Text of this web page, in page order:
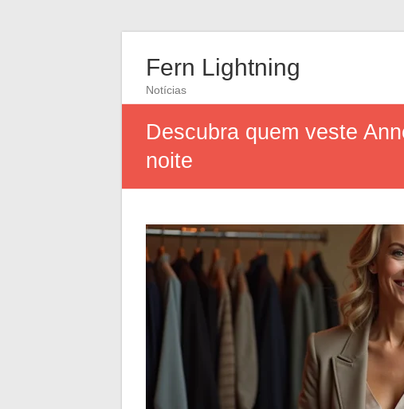
Fern Lightning
Notícias
Descubra quem veste
noite